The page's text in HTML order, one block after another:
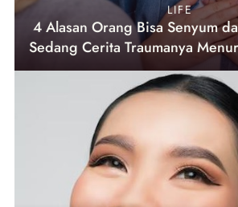
LIFE
4 Alasan Orang Bisa Senyum
Sedang Cerita Traumanya